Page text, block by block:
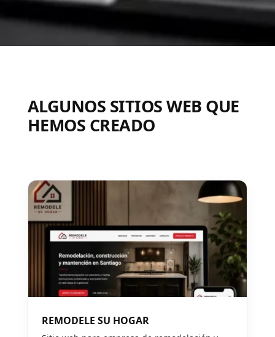
ALGUNOS SITIOS WEB QUE
HEMOS CREADO
REMODELE SU HOGAR